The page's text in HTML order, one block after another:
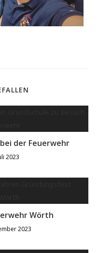
der Feuerwehr
2023
Wörth
2023